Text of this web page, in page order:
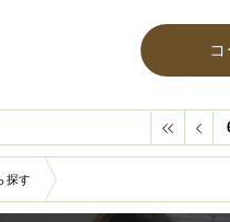
探す